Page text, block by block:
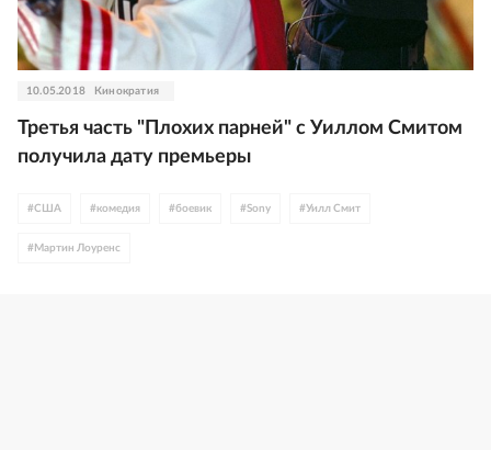
10.05.2018 Кинократия
Третья часть "Плохих парней" с Уиллом Смитом
получила дату премьеры
#США #комедия #боевик #Sony #Уилл Смит
# Мартин Лоуренс